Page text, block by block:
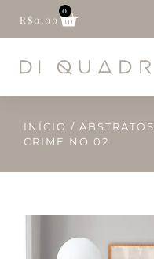
R$0,00
0
INÍCIO / ABSTRATOS
CRIME NO 02